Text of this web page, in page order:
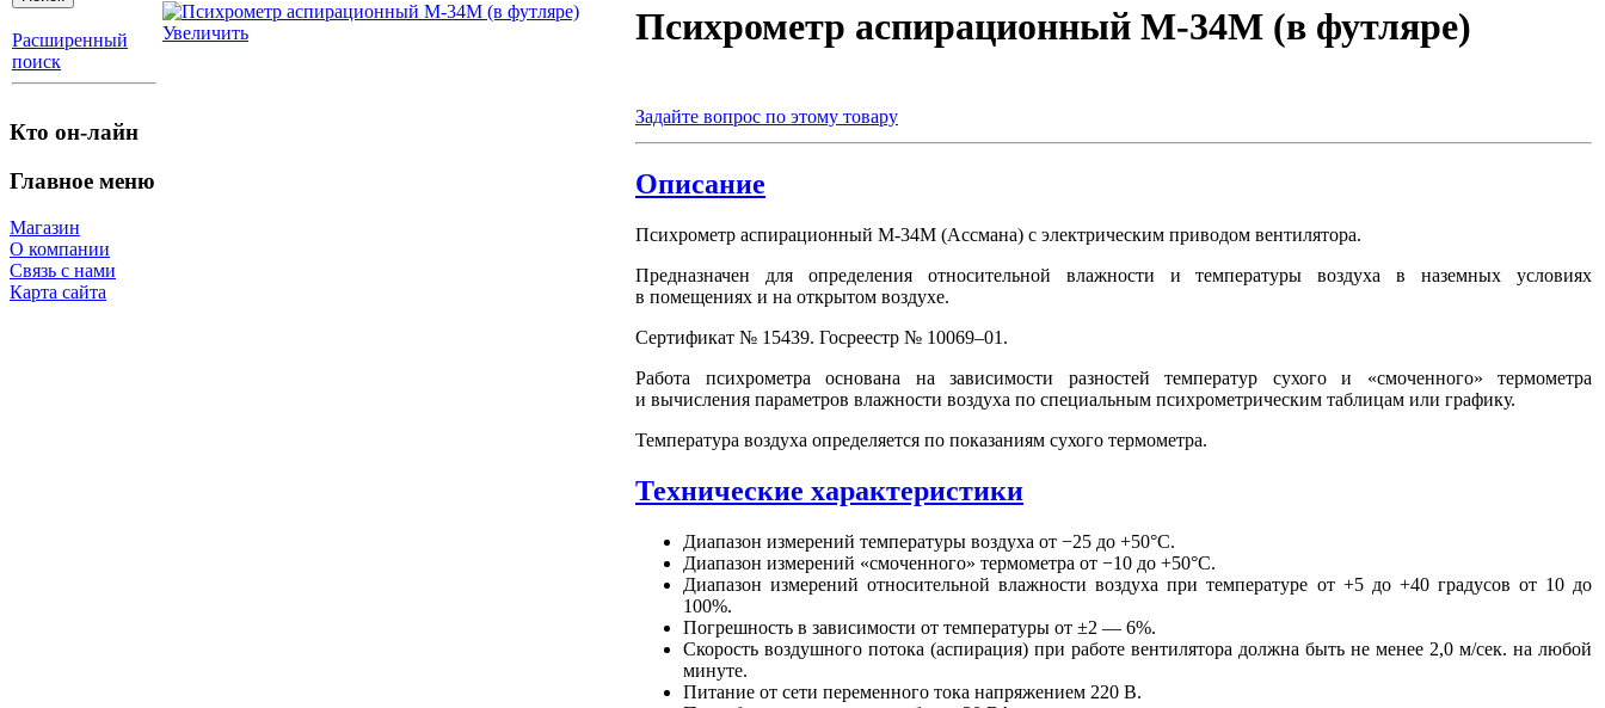
Расширенный
поиск
Кто он-лайн
Главное меню
Магазин
О компании
Связь с нами
Карта сайта
Увеличить Психрометр аспирационный М-34М (в футляре)
Задайте вопрос по этому товару
Описание
Психрометр аспирационный М-34М (Ассмана) с электрическим приводом вентилятора.
Предназначен для определения относительной влажности и температуры воздухав наземных условиях
в помещениях и на открытом воздухе.
Сертификат № 15439. Госреестр № 10069–01.
Работа психрометра основана на зависимости разностей температур сухого и «смоченного» термометра
и вычисления параметров влажности воздуха по специальным психрометрическим таблицам или графику.
Температура воздуха определяется по показаниям сухого термометра.
Технические характеристики
Диапазон измерений температуры воздуха от −25 до +50°С.
Диапазон измерений «смоченного» термометра от −10 до +50°С.
Диапазон измерений относительной влажности воздуха при температуре от +5 до +40 градусов от 10 до
100%.
Погрешность в зависимости от температуры от ±2 — 6%.
Cкорость воздушного потока (аспирация) при работе вентилятора должна быть не менее 2,0 м/сек. на любой
минуте.
Питание от сети переменного тока напряжением 220 В.